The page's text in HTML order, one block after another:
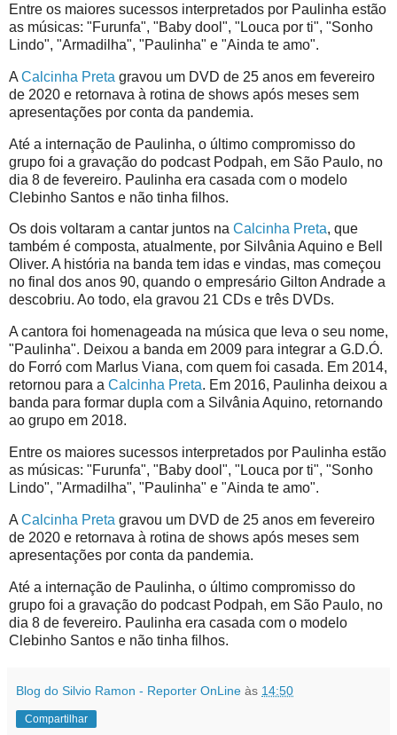
Entre os maiores sucessos interpretados por Paulinha estão
as músicas: "Furunfa", "Baby dool", "Louca por ti", "Sonho
Lindo", "Armadilha", "Paulinha" e "Ainda te amo".
A Calcinha Preta gravou um DVD de 25 anos em fevereiro
de 2020 e retornava à rotina de shows após meses sem
apresentações por conta da pandemia.
Até a internação de Paulinha, o último compromisso do
grupo foi a gravação do podcast Podpah, em São Paulo, no
dia 8 de fevereiro. Paulinha era casada com o modelo
Clebinho Santos e não tinha filhos.
Os dois voltaram a cantar juntos na Calcinha Preta, que
também é composta, atualmente, por Silvânia Aquino e Bell
Oliver. A história na banda tem idas e vindas, mas começou
no final dos anos 90, quando o empresário Gilton Andrade a
descobriu. Ao todo, ela gravou 21 CDs e três DVDs.
A cantora foi homenageada na música que leva o seu nome,
"Paulinha". Deixou a banda em 2009 para integrar a G.D.Ó.
do Forró com Marlus Viana, com quem foi casada. Em 2014,
retornou para a Calcinha Preta. Em 2016, Paulinha deixou a
banda para formar dupla com a Silvânia Aquino, retornando
ao grupo em 2018.
Entre os maiores sucessos interpretados por Paulinha estão
as músicas: "Furunfa", "Baby dool", "Louca por ti", "Sonho
Lindo", "Armadilha", "Paulinha" e "Ainda te amo".
A Calcinha Preta gravou um DVD de 25 anos em fevereiro
de 2020 e retornava à rotina de shows após meses sem
apresentações por conta da pandemia.
Até a internação de Paulinha, o último compromisso do
grupo foi a gravação do podcast Podpah, em São Paulo, no
dia 8 de fevereiro. Paulinha era casada com o modelo
Clebinho Santos e não tinha filhos.
Blog do Silvio Ramon - Reporter OnLine às 14:50
Compartilhar